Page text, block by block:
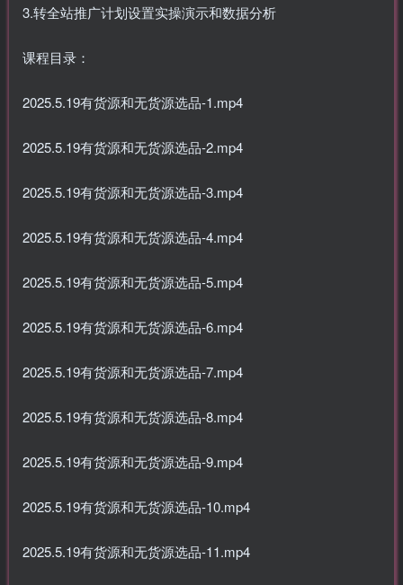
3.转全站推广计划设置实操演示和数据分析
课程目录：
2025.5.19有货源和无货源选品-1.mp4
2025.5.19有货源和无货源选品-2.mp4
2025.5.19有货源和无货源选品-3.mp4
2025.5.19有货源和无货源选品-4.mp4
2025.5.19有货源和无货源选品-5.mp4
2025.5.19有货源和无货源选品-6.mp4
2025.5.19有货源和无货源选品-7.mp4
2025.5.19有货源和无货源选品-8.mp4
2025.5.19有货源和无货源选品-9.mp4
2025.5.19有货源和无货源选品-10.mp4
2025.5.19有货源和无货源选品-11.mp4